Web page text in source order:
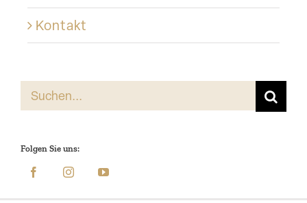
Kontakt
Suche
nach:
Folgen Sie uns: